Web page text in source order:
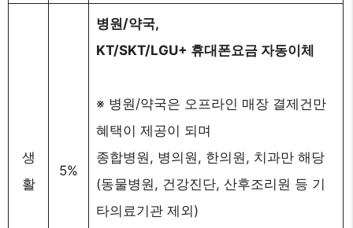
생
활
5%
병원/약국,
KT/SKT/LGU+ 휴대폰요금 자동이체
※ 병원/약국은 오프라인 매장 결제건만
혜택이 제공이 되며
종합병원, 병의원, 한의원, 치과만 해당
(동물병원, 건강진단, 산후조리원 등 기
타의료기관 제외)